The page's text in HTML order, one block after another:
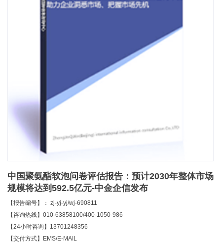
中国聚氨酯软泡问卷评估报告：预计2030年整体市场
规模将达到592.5亿元-中金企信发布
【报告编号】： zj-yj-yj/wj-690811
【咨询热线】010-63858100/400-1050-986
【24小时咨询】13701248356
【交付方式】EMS/E-MAIL